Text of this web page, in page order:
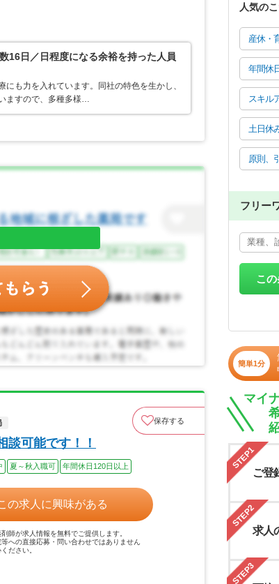
16日／日程度になる余裕を持った人員
も力を入れています。同社の特色を生かし、
ますので、多種多様…
保存する
談可能です！！
夏～秋入職可 年間休日120日以上
の求人に興味がある
師が求人情報を無料でご提供します。
への直接応募・問い合わせではありません
ださい。
人気の
産休・
年間休
スキル
土日休
原則、
フリー
こ
簡単1分
マイ
STEP1
ご登
STEP2
求人
STEP3